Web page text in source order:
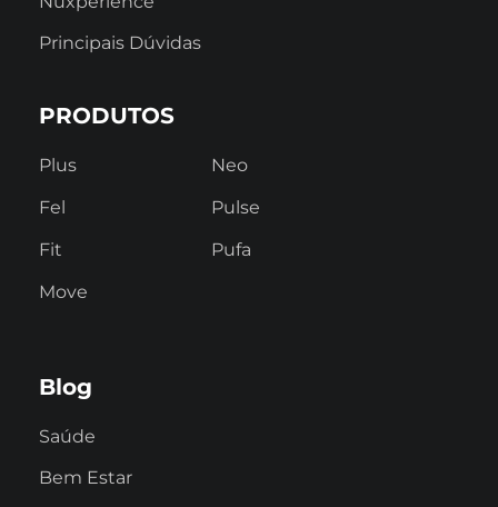
Principais Dúvidas
PRODUTOS
Plus
Fel
Fit
Move
Neo
Pulse
Pufa
Blog
Saúde
Bem Estar